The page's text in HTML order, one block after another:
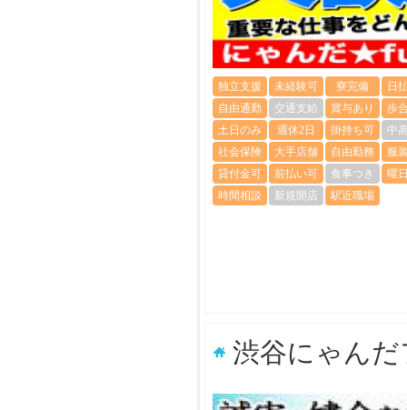
独立支援 未経験可 寮完備
日
自由通勤
交通支給 賞与あり
歩
土日のみ
週休2日 掛持ち可
中
社会保険
大手店舗 自由勤務
服
貸付金可
前払い可 食事つき
曜
時間相談
新規開店 駅近職場
渋谷にゃんだ